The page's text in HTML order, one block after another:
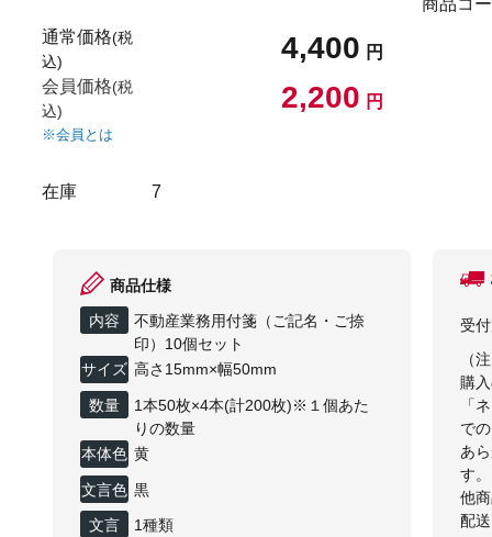
通常価格(税
込)
4,400 円
会員価格(税
込)
2,200 円
※会員とは
在庫 7
受
（
購
「
で
あ
す。
他
配
商品仕様
内容
不動産業務用付箋（ご記名・ご捺
印）10個セット
サイズ 高さ15mm×幅50mm
数量
1本50枚×4本(計200枚)※１個あた
りの数量
本体色 黄
文言色 黒
文言 1種類